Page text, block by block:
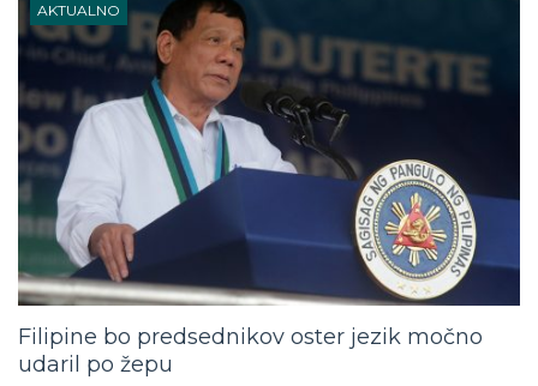
AKTUALNO
Filipine bo predsednikov oster jezik močno
udaril po žepu